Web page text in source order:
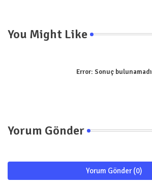
You Might Like
Error: Sonuç bulunamadı
Yorum Gönder
Yorum Gönder (0)